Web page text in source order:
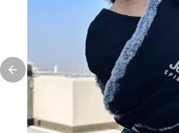
Previous slide